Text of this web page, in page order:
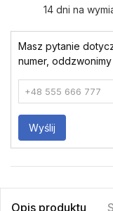
14 dni na
Masz pytanie
numer,
Wyślij
Opis produktu